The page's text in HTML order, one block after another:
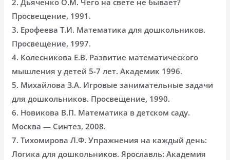
Просвещение, 1991.
3. Ерофеева Т.И. Математика для дошкольников.
Просвещение, 1997.
4. Колесникова Е.В. Развитие математического
мышления у детей 5-7 лет. Академик 1996.
5. Михайлова З.А. Игровые занимательные задачи
для дошкольников. Просвещение, 1990.
6. Новикова В.П. Математика в детском саду.
Москва — Синтез, 2008.
7. Тихомирова Л.Ф. Упражнения на каждый день:
Логика для дошкольников. Ярославль: Академия